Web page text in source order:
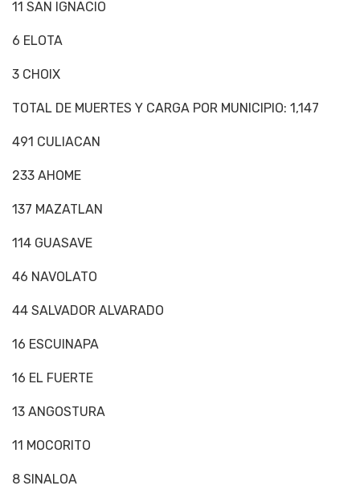
11 SAN IGNACIO
6 ELOTA
3 CHOIX
TOTAL DE MUERTES Y CARGA POR MUNICIPIO: 1,147
491 CULIACAN
233 AHOME
137 MAZATLAN
114 GUASAVE
46 NAVOLATO
44 SALVADOR ALVARADO
16 ESCUINAPA
16 EL FUERTE
13 ANGOSTURA
11 MOCORITO
8 SINALOA